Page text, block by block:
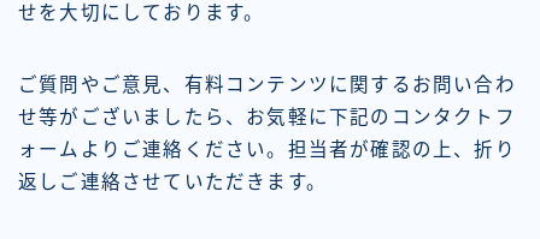
せを大切にしております。
ご質問やご意見、有料コンテンツに関するお問い合わ
せ等がございましたら、お気軽に下記のコンタクトフ
ォームよりご連絡ください。担当者が確認の上、折り
返しご連絡させていただきます。